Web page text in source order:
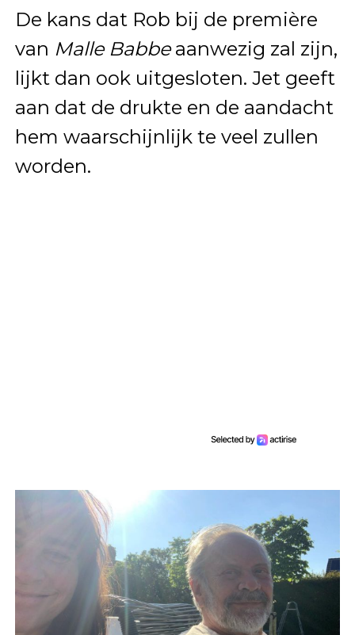
De kans dat Rob bij de première
van Malle Babbeaanwezig zal zijn,
lijkt dan ook uitgesloten. Jet geeft
aan dat de drukte en de aandacht
hem waarschijnlijk te veel zullen
worden.